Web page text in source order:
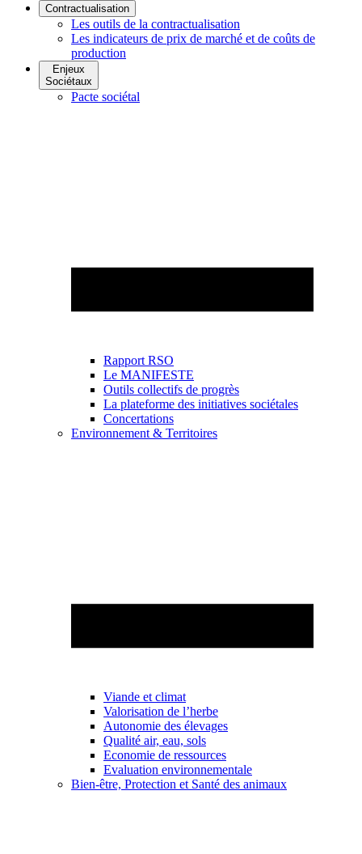
Contractualisation
Les outils de la contractualisation
Les indicateurs de prix de marché et de coûts de
production
Enjeux
Sociétaux
Pacte sociétal
Rapport RSO
Le MANIFESTE
Outils collectifs de progrès
La plateforme des initiatives sociétales
Concertations
Environnement & Territoires
Viande et climat
Valorisation de l’herbe
Autonomie des élevages
Qualité air, eau, sols
Economie de ressources
Evaluation environnementale
Bien-être, Protection et Santé des animaux